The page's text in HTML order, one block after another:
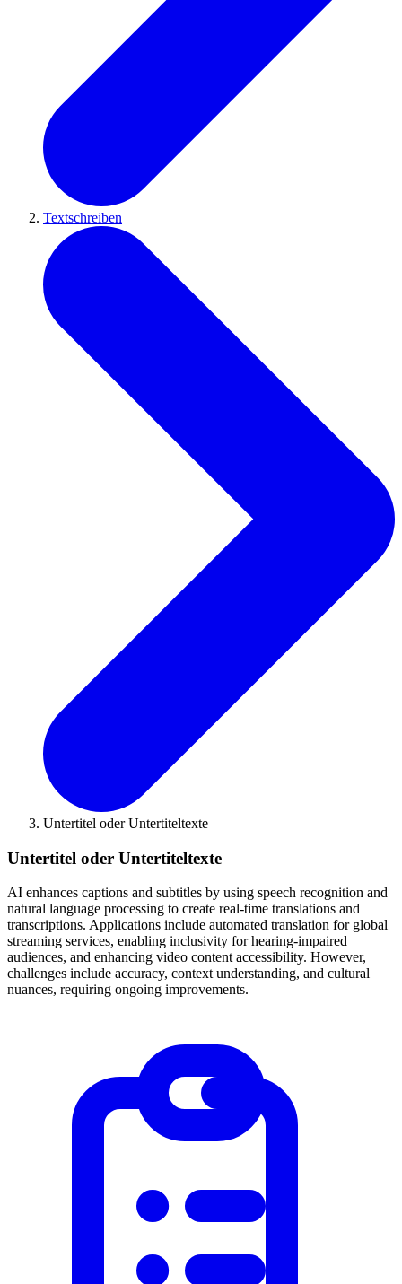
Textschreiben
Untertitel oder Untertiteltexte
Untertitel oder Untertiteltexte
AI enhances captions and subtitles by using speech recognition and
natural language processing to create real-time translations and
transcriptions. Applications include automated translation for global
streaming services, enabling inclusivity for hearing-impaired
audiences, and enhancing video content accessibility. However,
challenges include accuracy, context understanding, and cultural
nuances, requiring ongoing improvements.